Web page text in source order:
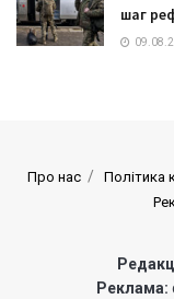
шаг
Про нас Політика
Реклама: